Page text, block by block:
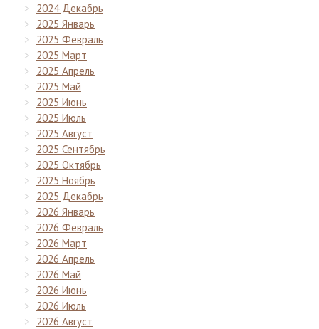
2024 Декабрь
2025 Январь
2025 Февраль
2025 Март
2025 Апрель
2025 Май
2025 Июнь
2025 Июль
2025 Август
2025 Сентябрь
2025 Октябрь
2025 Ноябрь
2025 Декабрь
2026 Январь
2026 Февраль
2026 Март
2026 Апрель
2026 Май
2026 Июнь
2026 Июль
2026 Август